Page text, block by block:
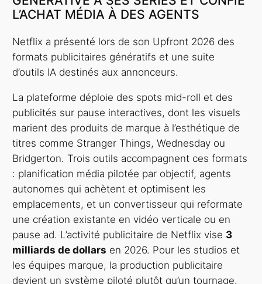
L’ACHAT MÉDIA À DES AGENTS
Netflix a présenté lors de son Upfront 2026 des
formats publicitaires génératifs et une suite
d’outils IA destinés aux annonceurs.
La plateforme déploie des spots mid-roll et des
publicités sur pause interactives, dont les visuels
marient des produits de marque à l’esthétique de
titres comme Stranger Things, Wednesday ou
Bridgerton. Trois outils accompagnent ces formats
: planification média pilotée par objectif, agents
autonomes qui achètent et optimisent les
emplacements, et un convertisseur qui reformate
une création existante en vidéo verticale ou en
pause ad. L’activité publicitaire de Netflix vise 3
milliards de dollars en 2026. Pour les studios et
les équipes marque, la production publicitaire
devient un système piloté plutôt qu’un tournage.